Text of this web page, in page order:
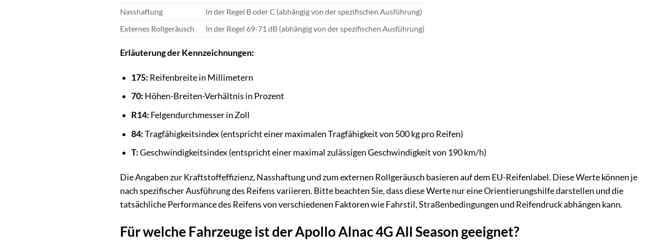
Nasshaftung
In der Regel B oder C (abhängig von der spezifischen Ausführung)
Externes Rollgeräusch
In der Regel 69-71 dB (abhängig von der spezifischen Ausführung)
Erläuterung der Kennzeichnungen:
175: Reifenbreite in Millimetern
70: Höhen-Breiten-Verhältnis in Prozent
R14: Felgendurchmesser in Zoll
84:Tragfähigkeitsindex (entspricht einer maximalen Tragfähigkeit von 500 kg pro Reifen)
T:Geschwindigkeitsindex (entspricht einer maximal zulässigen Geschwindigkeit von 190 km/h)
Die Angaben zur Kraftstoffeffizienz, Nasshaftung und zum externen Rollgeräusch basieren auf dem EU-Reifenlabel. Diese Werte können je
nach spezifischer Ausführung des Reifens variieren. Bitte beachten Sie, dass diese Werte nur eine Orientierungshilfe darstellen und die
tatsächliche Performance des Reifens von verschiedenen Faktoren wie Fahrstil, Straßenbedingungen und Reifendruck abhängen kann.
Für welche Fahrzeuge ist der Apollo Alnac 4G All Season geeignet?